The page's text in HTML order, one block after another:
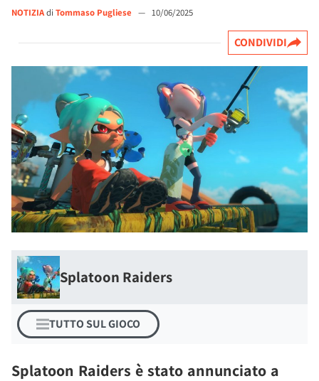
NOTIZIAdi Tommaso Pugliese — 10/06/2025
CONDIVIDI
Splatoon Raiders
TUTTO SUL GIOCO
Splatoon Raiders è stato annunciato a